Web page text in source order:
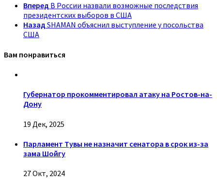
Вперед В России назвали возможные последствия
президентских выборов в США
Назад SHAMAN объяснил выступление у посольства
США
Вам понравиться
Губернатор прокомментировал атаку на Ростов-на-
Дону
19 Дек, 2025
Парламент Тувы не назначит сенатора в срок из-за
зама Шойгу
27 Окт, 2024